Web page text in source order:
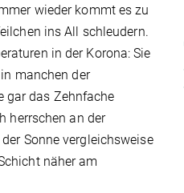
wieder kommt es zu
ins All schleudern.
in der Korona: Sie
manchen der
gar das Zehnfache
herrschen an der
Sonne vergleichsweise
näher am